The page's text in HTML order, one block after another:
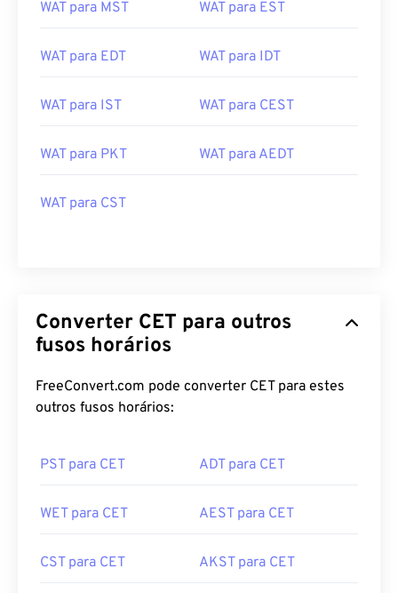
WAT para MST WAT para EST
WAT para EDT WAT para IDT
WAT para IST WAT para CEST
WAT para PKT WAT para AEDT
WAT para CST
Converter CET para outros
fusos horários
FreeConvert.com pode converter CET para estes
outros fusos horários:
PST para CET ADT para CET
WET para CET AEST para CET
CST para CET AKST para CET